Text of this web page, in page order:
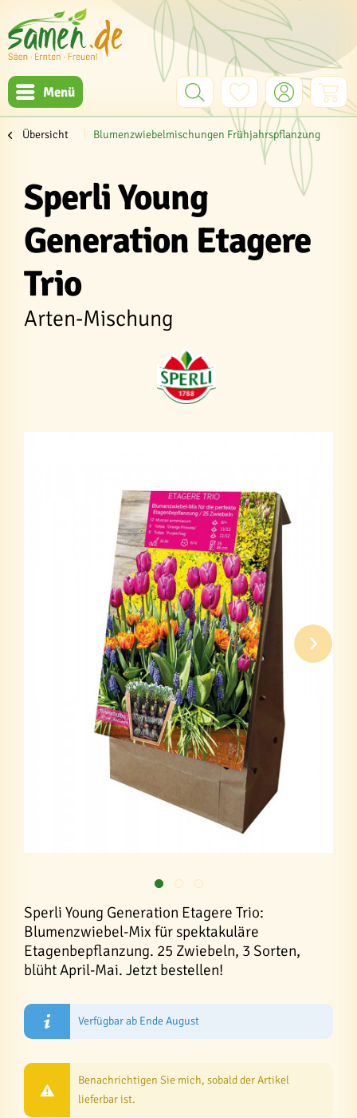
Menü
Übersicht Blumenzwiebelmischungen Frühjahrspflanzung
Sperli Young
Generation Etagere
Trio
Arten-Mischung
Sperli Young Generation Etagere Trio:
Blumenzwiebel-Mix für spektakuläre
Etagenbepflanzung. 25 Zwiebeln, 3 Sorten,
blüht April-Mai. Jetzt bestellen!
Verfügbar ab Ende August
Benachrichtigen Sie mich, sobald der Artikel
lieferbar ist.